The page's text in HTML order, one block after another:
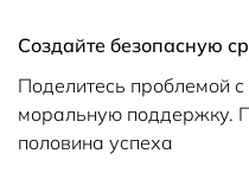
Создайте безопасную
Поделитесь проблемой
моральную поддержку.
половина успеха